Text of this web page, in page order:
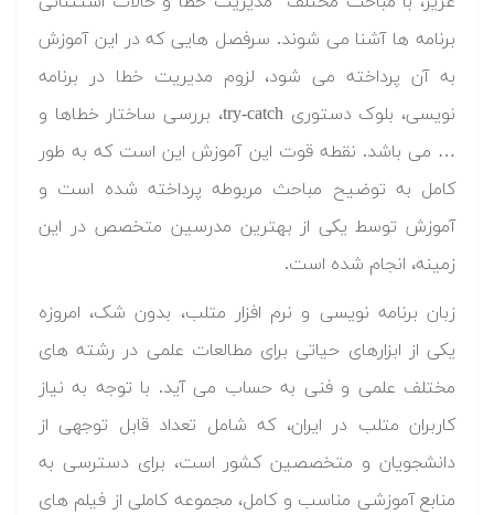
برنامه ها آشنا می شوند. سرفصل هایی که در این آموزش
به آن پرداخته می شود، لزوم مدیریت خطا در برنامه
نویسی، بلوک دستوری try-catch، بررسی ساختار خطاها و
… می باشد. نقطه قوت این آموزش این است که به طور
کامل به توضیح مباحث مربوطه پرداخته شده است و
آموزش توسط یکی از بهترین مدرسین متخصص در این
زمینه، انجام شده است.
زبان برنامه نویسی و نرم افزار متلب، بدون شک، امروزه
یکی از ابزارهای حیاتی برای مطالعات علمی در رشته های
مختلف علمی و فنی به حساب می آید. با توجه به نیاز
کاربران متلب در ایران، که شامل تعداد قابل توجهی از
دانشجویان و متخصصین کشور است، برای دسترسی به
منابع آموزشی مناسب و کامل، مجموعه کاملی از فیلم های